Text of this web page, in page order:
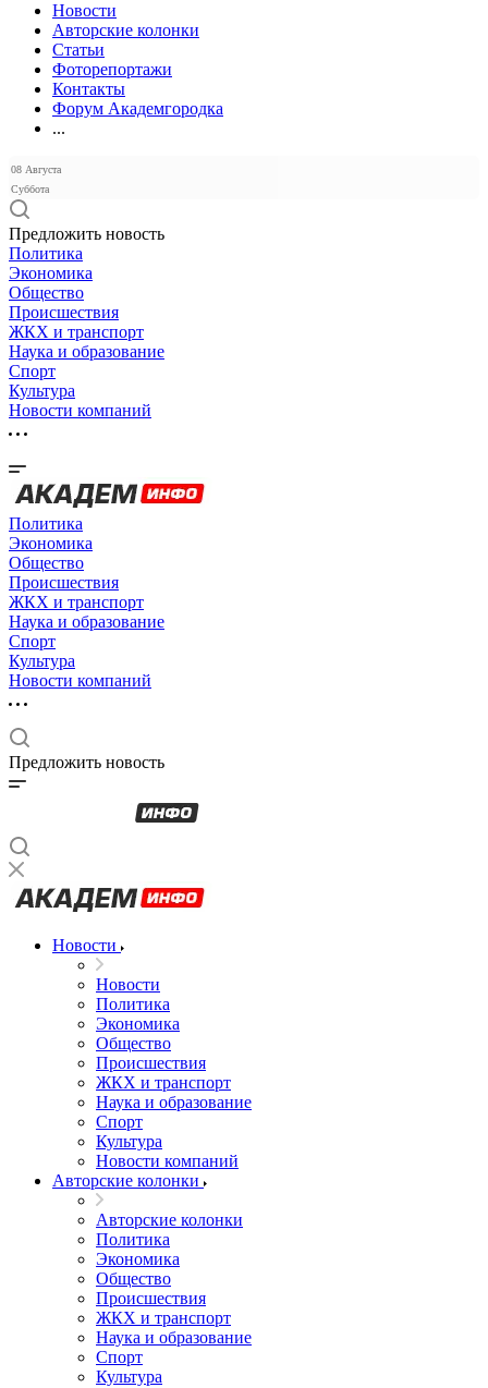
Новости
Авторские колонки
Статьи
Фоторепортажи
Контакты
Форум Академгородка
...
08 Августа
Суббота
Предложить новость
Политика
Экономика
Общество
Происшествия
ЖКХ и транспорт
Наука и образование
Спорт
Культура
Новости компаний
Политика
Экономика
Общество
Происшествия
ЖКХ и транспорт
Наука и образование
Спорт
Культура
Новости компаний
Предложить новость
Новости
Новости
Политика
Экономика
Общество
Происшествия
ЖКХ и транспорт
Наука и образование
Спорт
Культура
Новости компаний
Авторские колонки
Авторские колонки
Политика
Экономика
Общество
Происшествия
ЖКХ и транспорт
Наука и образование
Спорт
Культура